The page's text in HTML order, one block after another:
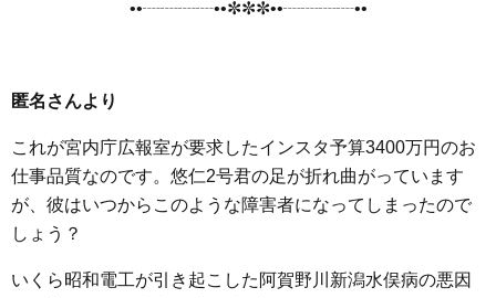
••┈┈┈┈••✼✼✼••┈┈┈┈••
匿名さんより
これが宮内庁広報室が要求したインスタ予算3400万円のお
仕事品質なのです。悠仁2号君の足が折れ曲がっています
が、彼はいつからこのような障害者になってしまったので
しょう？
いくら昭和電工が引き起こした阿賀野川新潟水俣病の悪因